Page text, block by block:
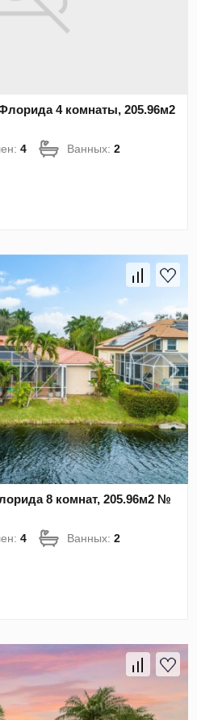
4 комнаты, 205.96м2
4 Ванных:2
8 комнат, 205.96м2 №
4 Ванных:2